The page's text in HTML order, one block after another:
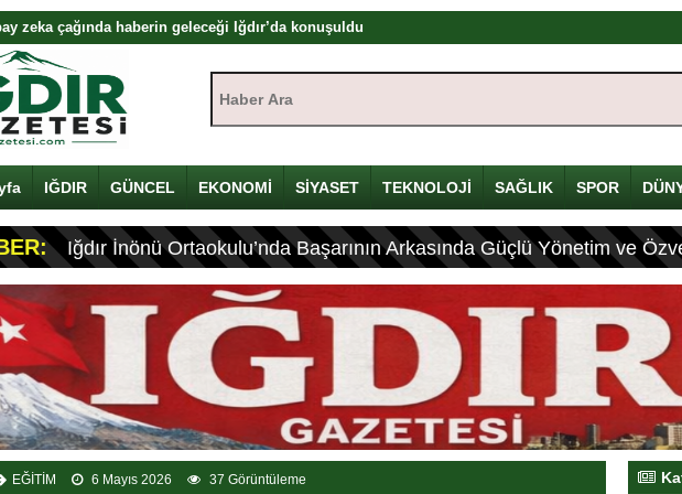
13. Dijital Medya Çalıştayı’nda ilk gün sona erdi! Gazeteciliğin dijital dönüşümü Iğdır’da ele
Bakanı Lojman Açılışında Önemli Açıklamalar Yaptı
Teymur’dan telif çıkışı: Herkes bir şeyler yapar ama herkes üretemez
Medya Çalıştayı Iğdır’da başladı: Hadi Özışık, internet yasasının perde arkasını anlattı
Bakanı Akın Gürlek: Yüzyılın en önemli devlet projesi
Gürlek’ten Dijital Medya Çalıştayı’nda Önemli Açıklamalar
Gürlek: Halkın yüzde 91’i sürece destek veriyor
Gürlek duyurdu: Sosyal medya düzenlemesi geliyor
Gürlek Iğdır’da Ziyaretlerde Bulundu
IĞDIR GÜNCEL EKONOMİ SİYASET TEKNOLOJİ SAĞLIK SPOR
Iğdır İnönü Ortaokulu’nda Başarının Arkasında Güçlü Yönetim ve
EĞİTİM 6 Mayıs 2026 37 Görüntüleme